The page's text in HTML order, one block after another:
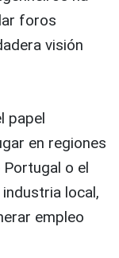
foros
visión
papel
en regiones
o el
local,
empleo